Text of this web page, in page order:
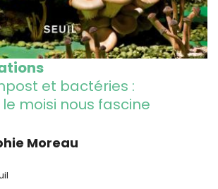
et bactéries :
moisi nous fascine
Moreau